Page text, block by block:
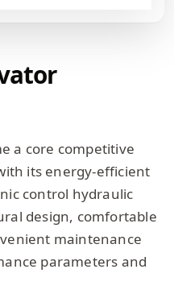
a core competitive
its energy-efficient
control hydraulic
design, comfortable
maintenance
parameters and